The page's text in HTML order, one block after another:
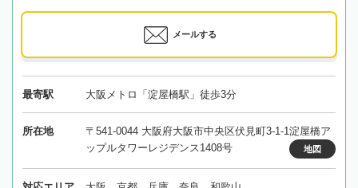
メールする
最寄駅 大阪メトロ「淀屋橋駅」徒歩3分
所在地
〒541-0044 大阪府大阪市中央区伏見町3-1-1淀屋橋ア
ップルタワーレジデンス1408号
地図